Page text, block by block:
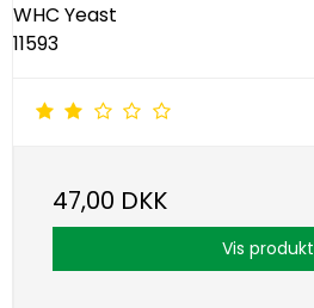
WHC Yeast
11593
47,00 DKK
Vis produkt